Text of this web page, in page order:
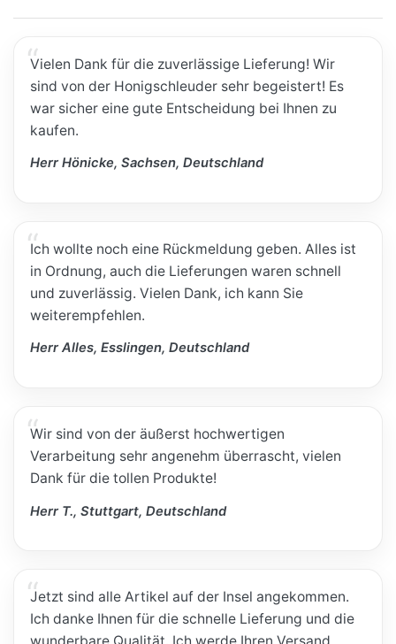
Vielen Dank für die zuverlässige Lieferung! Wir
sind von der Honigschleuder sehr begeistert! Es
war sicher eine gute Entscheidung bei Ihnen zu
kaufen.
Herr Hönicke, Sachsen, Deutschland
Ich wollte noch eine Rückmeldung geben. Alles ist
in Ordnung, auch die Lieferungen waren schnell
und zuverlässig. Vielen Dank, ich kann Sie
weiterempfehlen.
Herr Alles, Esslingen, Deutschland
Wir sind von der äußerst hochwertigen
Verarbeitung sehr angenehm überrascht, vielen
Dank für die tollen Produkte!
Herr T., Stuttgart, Deutschland
Jetzt sind alle Artikel auf der Insel angekommen.
Ich danke Ihnen für die schnelle Lieferung und die